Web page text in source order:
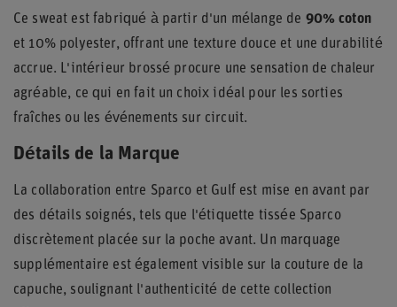
Ce sweat est fabriqué à partir d'un mélange de 90% coton
et 10% polyester, offrant une texture douce et une durabilité
accrue. L'intérieur brossé procure une sensation de chaleur
agréable, ce qui en fait un choix idéal pour les sorties
fraîches ou les événements sur circuit.
Détails de la Marque
La collaboration entre Sparco et Gulf est mise en avant par
des détails soignés, tels que l'étiquette tissée Sparco
discrètement placée sur la poche avant. Un marquage
supplémentaire est également visible sur la couture de la
capuche, soulignant l'authenticité de cette collection